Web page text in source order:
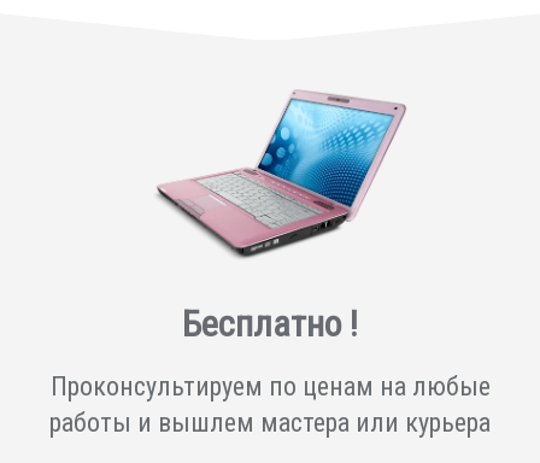
Бесплатно !
Проконсультируем по ценам на любые
работы и вышлем мастера или курьера